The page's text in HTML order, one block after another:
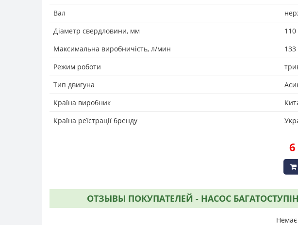
Вал
Діаметр свердловини, мм
110
Максимальна виробничість, л/мин
133
Режим роботи
Тип двигуна
Країна виробник
Країна реїстрації бренду
ОТЗЫВЫ ПОКУПАТЕЛЕЙ - НАСОС
Немає